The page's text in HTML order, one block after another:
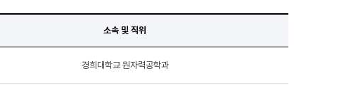
소속 및 직위
경희대학교 원자력공학과